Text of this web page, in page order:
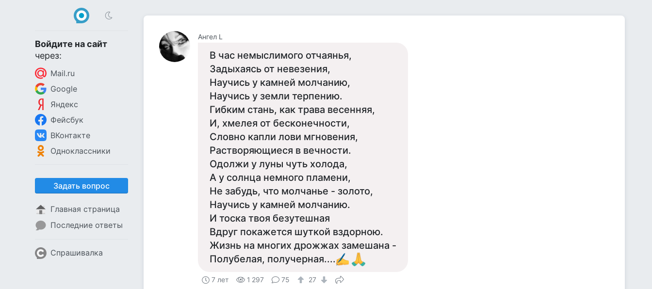
Войдите на сайт
через:
Mail.ru
Google
Яндекс
Фейсбук
ВКонтакте
Одноклассники
Задать вопрос
Главная страница
Последние ответы
Спрашивалка
Ангел L
В час немыслимого отчаянья,
Задыхаясь от невезения,
Научись у камней молчанию,
Научись у земли терпению.
Гибким стань, как трава весенняя,
И, хмелея от бесконечности,
Словно капли лови мгновения,
Растворяющиеся в вечности.
Одолжи у луны чуть холода,
А у солнца немного пламени,
Не забудь, что молчанье - золото,
Научись у камней молчанию.
И тоска твоя безутешная
Вдруг покажется шуткой вздорною.
Жизнь на многих дрожжах замешана -
Полубелая, получерная....
7 лет 1 297 75 27